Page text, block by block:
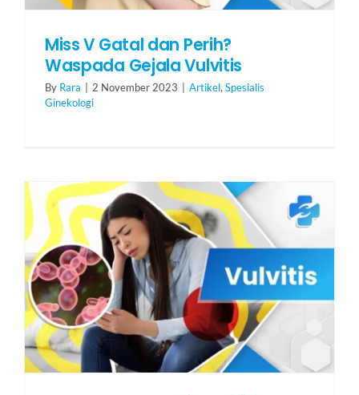
Miss V Gatal dan Perih?
Waspada Gejala Vulvitis
By Rara 2 November 2023 Artikel, Spesialis
Ginekologi